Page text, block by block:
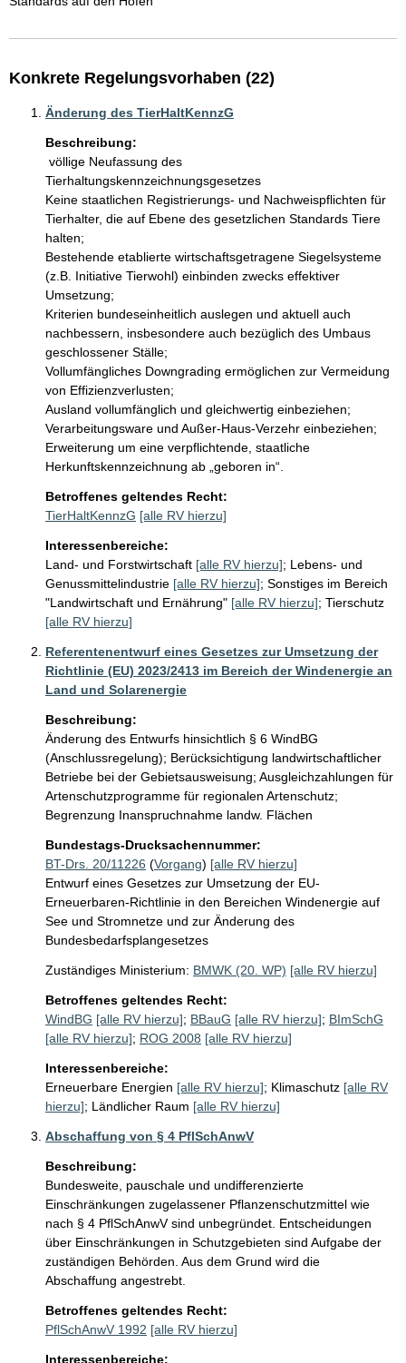
Konkrete Regelungsvorhaben (22)
Änderung des TierHaltKennzG
Beschreibung:
Tierhaltungskennzeichnungsgesetzes
Keine staatlichen Registrierungs- und Nachweispflichten für
Tierhalter, die auf Ebene des gesetzlichen Standards Tiere
halten;
Bestehende etablierte wirtschaftsgetragene Siegelsysteme
(z.B. Initiative Tierwohl) einbinden zwecks effektiver
Umsetzung;
Kriterien bundeseinheitlich auslegen und aktuell auch
nachbessern, insbesondere auch bezüglich des Umbaus
geschlossener Ställe;
Vollumfängliches Downgrading ermöglichen zur Vermeidung
von Effizienzverlusten;
Ausland vollumfänglich und gleichwertig einbeziehen;
Verarbeitungsware und Außer-Haus-Verzehr einbeziehen;
Erweiterung um eine verpflichtende, staatliche
Herkunftskennzeichnung ab „geboren in“.
Betroffenes geltendes Recht:
TierHaltKennzG [alle RV hierzu]
Interessenbereiche:
Land- und Forstwirtschaft [alle RV hierzu]; Lebens- und
Genussmittelindustrie [alle RV hierzu]; Sonstiges im Bereich
"Landwirtschaft und Ernährung" [alle RV hierzu]; Tierschutz
[alle RV hierzu]
Referentenentwurf eines Gesetzes zur Umsetzung der
Richtlinie (EU) 2023/2413 im Bereich der Windenergie an
Land und Solarenergie
Beschreibung:
Änderung des Entwurfs hinsichtlich § 6 WindBG
(Anschlussregelung); Berücksichtigung landwirtschaftlicher
Betriebe bei der Gebietsausweisung; Ausgleichzahlungen für
Artenschutzprogramme für regionalen Artenschutz;
Begrenzung Inanspruchnahme landw. Flächen
Bundestags-Drucksachennummer:
BT-Drs. 20/11226 (Vorgang) [alle RV hierzu]
Entwurf eines Gesetzes zur Umsetzung der EU-
Erneuerbaren-Richtlinie in den Bereichen Windenergie auf
See und Stromnetze und zur Änderung des
Bundesbedarfsplangesetzes
Zuständiges Ministerium: BMWK (20. WP) [alle RV hierzu]
Betroffenes geltendes Recht:
WindBG [alle RV hierzu]; BBauG [alle RV hierzu]; BImSchG
[alle RV hierzu]; ROG 2008 [alle RV hierzu]
Interessenbereiche:
Erneuerbare Energien [alle RV hierzu]; Klimaschutz [alle RV
hierzu]; Ländlicher Raum [alle RV hierzu]
Abschaffung von § 4 PflSchAnwV
Beschreibung:
Bundesweite, pauschale und undifferenzierte
Einschränkungen zugelassener Pflanzenschutzmittel wie
nach § 4 PflSchAnwV sind unbegründet. Entscheidungen
über Einschränkungen in Schutzgebieten sind Aufgabe der
zuständigen Behörden. Aus dem Grund wird die
Abschaffung angestrebt.
Betroffenes geltendes Recht:
PflSchAnwV 1992 [alle RV hierzu]
Interessenbereiche: